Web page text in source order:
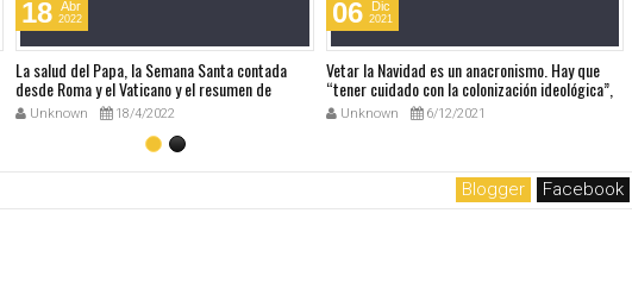
18 Abr
2022
La salud del Papa, la Semana Santa contada
desde Roma y el Vaticano y el resumen de
noticias en audio
Unknown 18/4/2022
06 Dic
2021
Vetar la Navidad es un anacronismo. Hay que
“tener cuidado con la colonización ideológica”,
dice el Papa sobre el Manual europeo que
prohibía la Navidad
Unknown 6/12/2021
Blogger Facebook